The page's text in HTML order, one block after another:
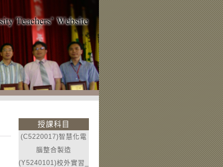
授課科目
(C5220017)智慧化電
腦整合製造
(Y5240101)校外實習_